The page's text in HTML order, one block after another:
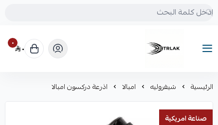
Motrlak
٠ ٠
الرئيسية شيفروليه امبالا اذرعة دركسون امبالا
صناعة امريكية